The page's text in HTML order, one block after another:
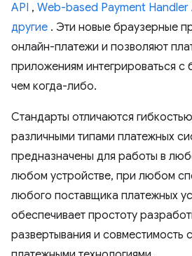
API , Web-based Payment Handler
другие . Эти новые браузерные
онлайн-платежи и позволяют
приложениям интегрироваться
чем когда-либо.
Стандарты отличаются
различными типами платежных
предназначены для работы в
любом устройстве, при любом
любого поставщика платежных
обеспечивает простоту
развертывания и совместимость